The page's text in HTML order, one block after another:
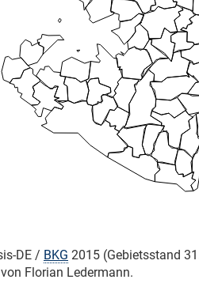
DE / BKG 2015 (Gebietsstand
von Florian Ledermann.